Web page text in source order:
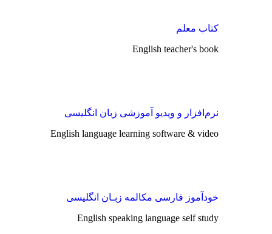
کتاب معلم
English teacher's book
نرم‌افزار و ویدیو آموزشی زبان انگلیسی
English language learning software & video
خودآموز فارسی مکالمه زبـان انگلیسی
English speaking language self study